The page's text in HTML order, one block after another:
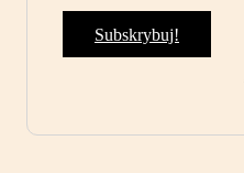
Subskrybuj!